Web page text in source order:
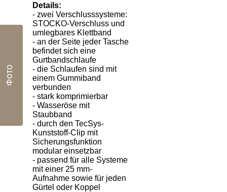
Details:
- zwei Verschlusssysteme:
STOCKO-Verschluss und
umlegbares Klettband
- an der Seite jeder Tasche
befindet sich eine
Gurtbandschlaufe
- die Schlaufen sind mit
einem Gummiband
verbunden
- stark komprimierbar
- Wasseröse mit
Staubband
- durch den TecSys-
Kunststoff-Clip mit
Sicherungsfunktion
modular einsetzbar
- passend für alle Systeme
mit einer 25 mm-
Aufnahme sowie für jeden
Gürtel oder Koppel
Фото